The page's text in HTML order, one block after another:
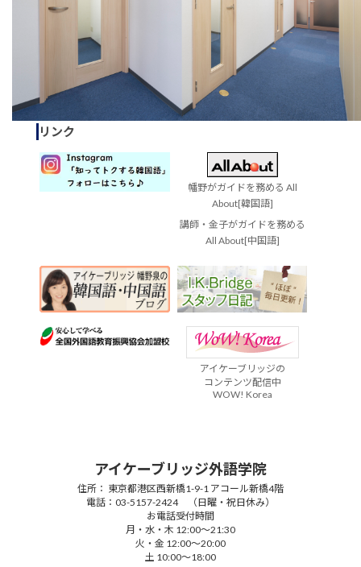
リンク
幡野がガイドを務める All
About[韓国語]
講師・金子がガイドを務める
All About[中国語]
アイケーブリッジの
コンテンツ配信中
WOW! Korea
アイケーブリッジ外語学院
住所： 東京都港区西新橋1-9-1 アコール新橋4階
電話：03-5157-2424 （日曜・祝日休み）
お電話受付時間
月・水・木 12:00～21:30
火・金 12:00～20:00
土 10:00～18:00